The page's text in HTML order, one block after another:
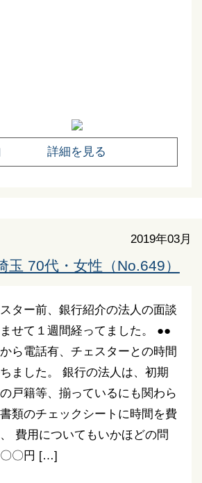
詳細を見る
2019年03月
玉 70代・女性（No.649）
ター前、銀行紹介の法人の面談
せて１週間経ってました。 ●●
ら電話有、チェスターとの時間
ました。 銀行の法人は、初期
戸籍等、揃っているにも関わら
類のチェックシートに時間を費
費用についてもいかほどの問
〇円 […]